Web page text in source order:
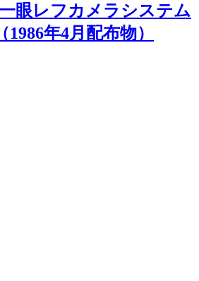
眼レフカメラシステム
年4月配布物）